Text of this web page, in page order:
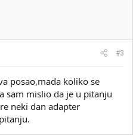
#3
posao,mada koliko se
sam mislio da je u pitanju
neki dan adapter